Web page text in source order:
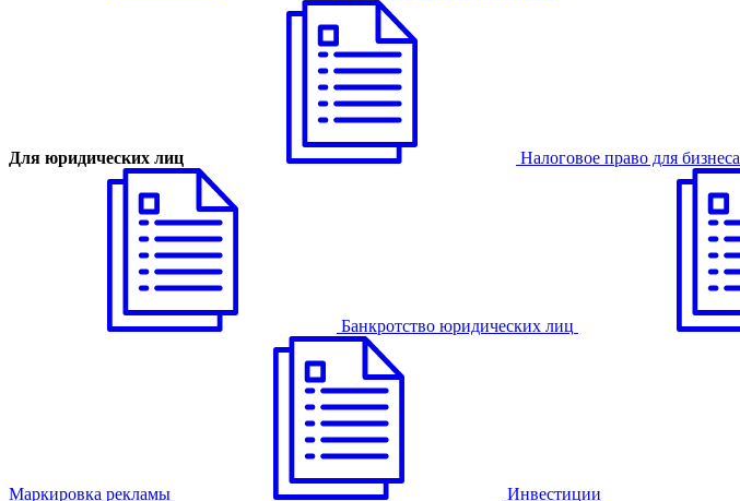
Для юридических лиц Налоговое право для бизнеса
Банкротство юридических лиц
Маркировка рекламы
Инвестиции